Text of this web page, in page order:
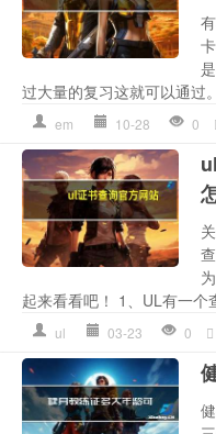
过大量的复习这就可以通过
em 10-28 0
起来看看吧！ 1、UL有一个
ul 03-23 0